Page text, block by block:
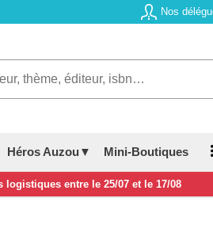
Nos
Héros Auzou▼ Mini-Boutiques
logistiques entre le 25/07 et le 17/08